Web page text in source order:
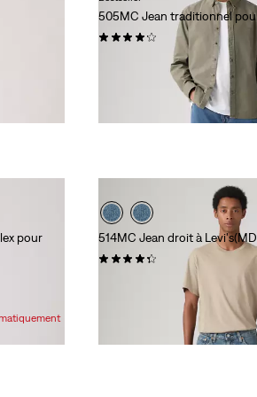
505MC Jean traditionnel
(6287)
pour
514MC Jean droit à